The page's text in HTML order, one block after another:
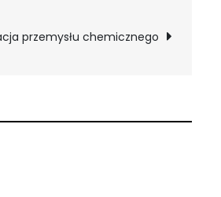
przemysłu chemicznego